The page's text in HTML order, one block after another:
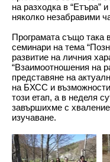
на разходка в “Етъра”
няколко незабравими
Програмата също така
семинари на тема
развитие на личния
“Взаимоотношения на
представяне на
на БХСС и
този етап, а в неделя
завършихме с
изучаване.